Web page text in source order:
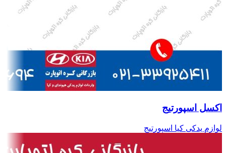
اکسل اسپورتیج
لوازم یدکی کیا اسپورتیج